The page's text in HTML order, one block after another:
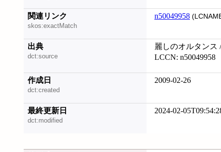
関連リンク
skos:exactMatch
n50049958
出典
dct:source
麗しのオルタンス
LCCN: n50049958
作成日
dct:created
2009-02-26
最終更新日
dct:modified
2024-02-